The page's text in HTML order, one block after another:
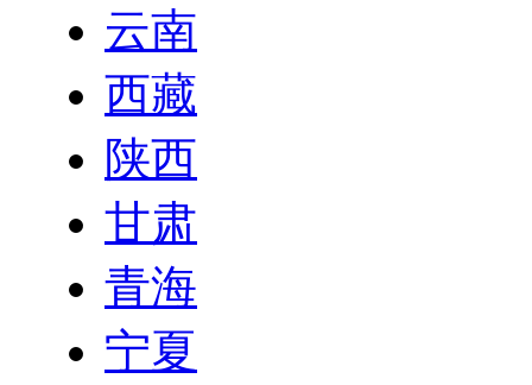
云南
西藏
陕西
甘肃
青海
宁夏